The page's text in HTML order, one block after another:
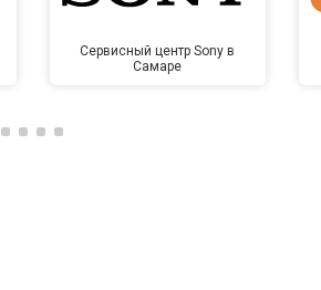
Сервисный центр Sony в
Самаре